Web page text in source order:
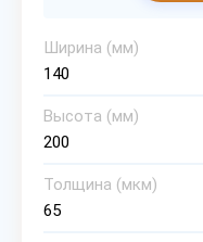
Ширина (мм)
140
Высота (мм)
200
Толщина (мкм)
65